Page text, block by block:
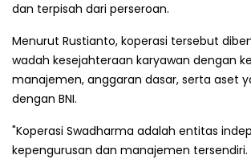
dan terpisah dari perseroan.
Menurut Rustianto, koperasi tersebut
wadah kesejahteraan karyawan dengan
manajemen, anggaran dasar, serta aset
dengan BNI.
"Koperasi Swadharma adalah entitas
kepengurusan dan manajemen tersendiri.